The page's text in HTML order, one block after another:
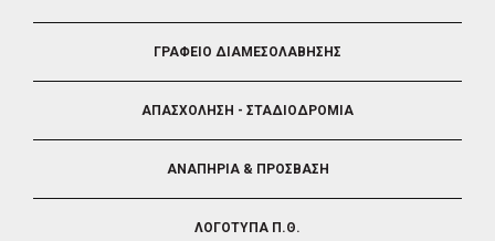
ΓΡΑΦΕΙΟ ΔΙΑΜΕΣΟΛΑΒΗΣΗΣ
ΑΠΑΣΧΟΛΗΣΗ - ΣΤΑΔΙΟΔΡΟΜΙΑ
ΑΝΑΠΗΡΙΑ & ΠΡΟΣΒΑΣΗ
ΛΟΓΟΤΥΠΑ Π.Θ.